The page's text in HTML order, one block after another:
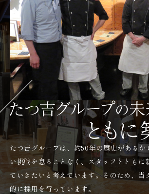
たつ吉グループは、約50年の歴史がある
い挑戦を怠ることなく、スタッフとともに
ていきたいと考えています。そのため、当
的に採用を行っています。